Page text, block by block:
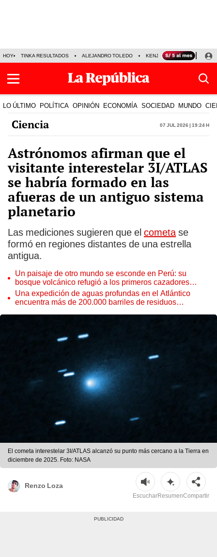
HOY TINKA RESULTADOS ALEJANDRO TOLEDO KENJI FUJIMORI
LO ÚLTIMO POLÍTICA OPINIÓN ECONOMÍA SOCIEDAD MUNDO
Ciencia 07 Jul 2026 | 19:24 h
Astrónomos afirman que el
visitante interestelar 3I/ATLAS
se habría formado en las
afueras de un antiguo sistema
planetario
Las mediciones sugieren que el cometase
formó en regiones distantes de una estrella
antigua.
Un paisaje de otro mundo se esconde en Perú: su
bosque volcánico refugió a los primeros cazadores
andinos hace 10.000 años
Una expedición de aguas profundas en el Atlántico
encuentra más de 200.000 barriles de residuos
El cometa interestelar 3I/ATLAS alcanzó su punto más cercano a la Tierra en
diciembre de 2025. Foto: NASA
Renzo Loza
EscucharResumenCompartir